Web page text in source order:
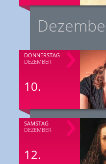
DONNERSTAG
DEZEMBER
10.
SAMSTAG
DEZEMBER
12.